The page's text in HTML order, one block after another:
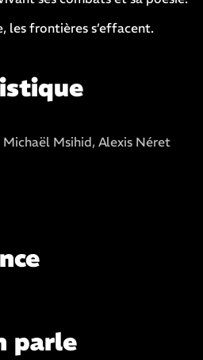
les frontières s’effacent.
Michaël Msihid, Alexis Néret
parle